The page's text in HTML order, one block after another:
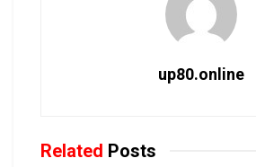
up80.online
Related Posts